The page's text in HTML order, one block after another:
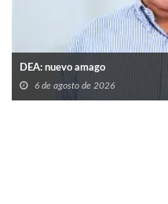
DEA: nuevo amago
6 de agosto de 2026